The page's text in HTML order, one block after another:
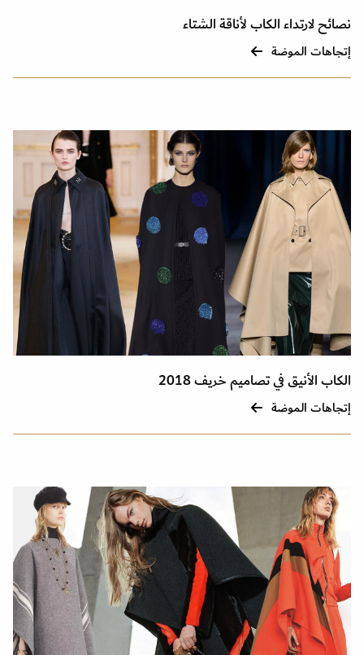
نصائح لارتداء الكاب لأناقة الشتاء
إتجاهات الموضة
الكاب الأنيق في تصاميم خريف 2018
إتجاهات الموضة